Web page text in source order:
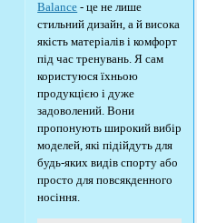
Balance - це не лише
стильний дизайн, а й висока
якість матеріалів і комфорт
під час тренувань. Я сам
користуюся їхньою
продукцією і дуже
задоволений. Вони
пропонують широкий вибір
моделей, які підійдуть для
будь-яких видів спорту або
просто для повсякденного
носіння.